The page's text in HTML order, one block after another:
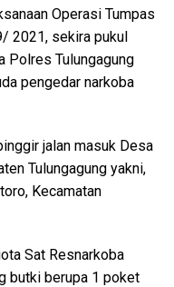
Operasi Tumpas
2021, sekira pukul
Polres Tulungagung
pengedar narkoba
jalan masuk Desa
Tulungagung yakni,
Kecamatan
Sat Resnarkoba
butki berupa 1 poket